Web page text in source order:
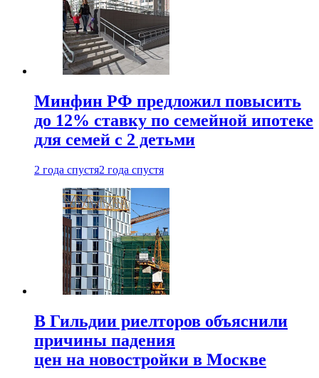
Минфин РФ предложил повысить
до 12% ставку по семейной ипотеке
для семей с 2 детьми
2 года спустя2 года спустя
В Гильдии риелторов объяснили
причины падения
цен на новостройки в Москве